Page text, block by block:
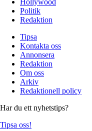
Hollywood
Politik
Redaktion
Tipsa
Kontakta oss
Annonsera
Redaktion
Om oss
Arkiv
Redaktionell policy
Har du ett nyhetstips?
Tipsa oss!